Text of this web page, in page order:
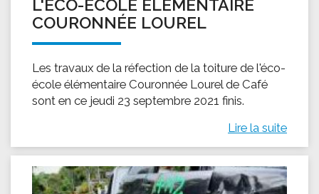
L'ÉCO-ÉCOLE ÉLÉMENTAIRE
COURONNÉE LOUREL
Les travaux de la réfection de la toiture de l'éco-
école élémentaire Couronnée Lourel de Café
sont en ce jeudi 23 septembre 2021 finis.
Lire la suite